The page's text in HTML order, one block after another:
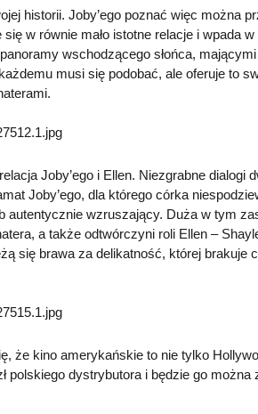
historii. Joby’ego poznać więc można
w równie mało istotne relacje i wpada w
wschodzącego słońca,
musi się podobać, ale oferuje to
Joby’ego i Ellen. Niezgrabne dialogi
Joby’ego, dla którego córka
wzruszający. Duża w tym
a także odtwórczyni roli Ellen –
się brawa za delikatność, której brakuje
że kino amerykańskie to nie tylko
dystrybutora i będzie go można